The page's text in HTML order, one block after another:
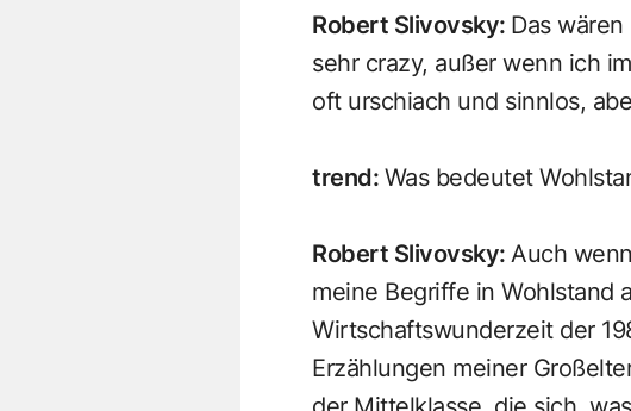
Robert Slivovsky: Das
sehr crazy, außer wenn ich
oft urschiach und sinnlos,
trend: Was bedeutet
Robert Slivovsky: Auch
meine Begriffe in Wohlstand
Wirtschaftswunderzeit der
Erzählungen meiner